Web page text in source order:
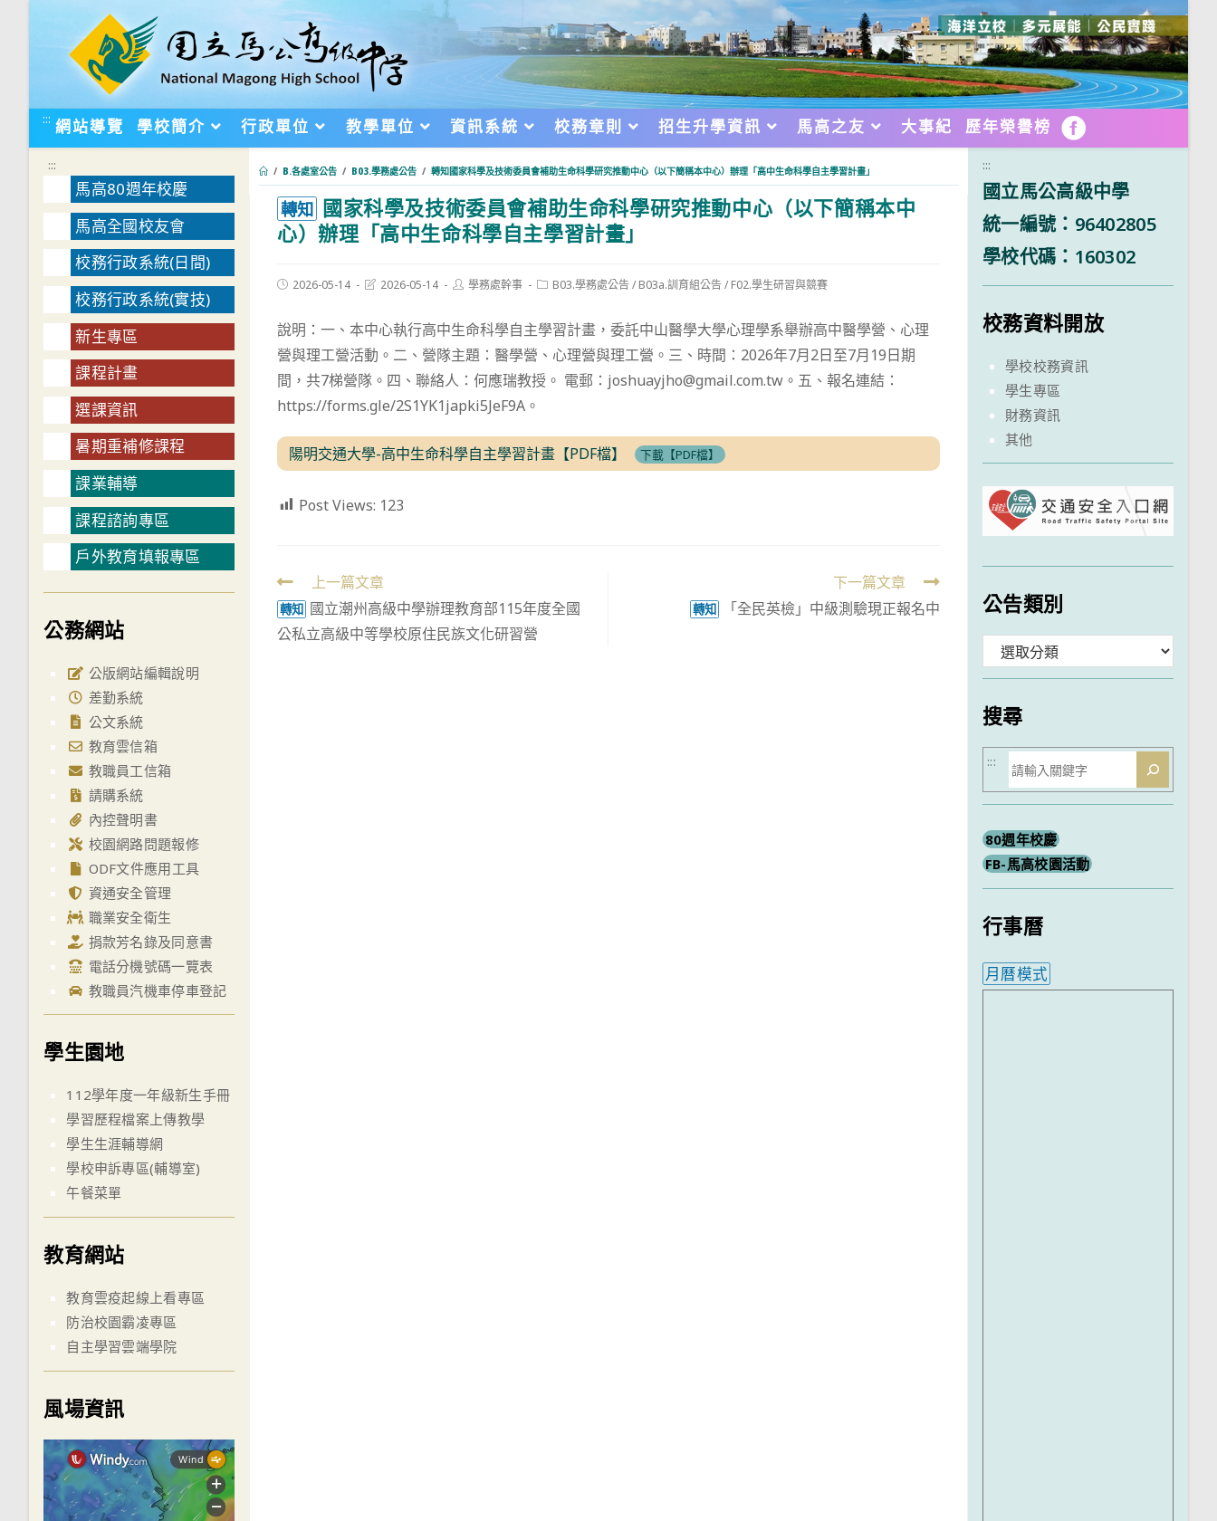
::: 網站導覽 學校簡介 行政單位 教學單位 資訊系統 校務章則 招生升學資訊 馬高之友 大事紀 歷年榮譽榜 FB
/ B.各處室公告 / B03.學務處公告 / 轉知國家科學及技術委員會補助生命科學研究推動中心（以下簡稱本中心）辦理「高中生命科學自主學習計畫」
轉知 國家科學及技術委員會補助生命科學研究推動中心（以下簡稱本中
心）辦理「高中生命科學自主學習計畫」
Post2026-05-14
Post2026-05-14
Post學務處幹事
PostB03.學務處公告/ B03a.訓育組公告/ F02.學生研習與競賽
說明：一、本中心執行高中生命科學自主學習計畫，委託中山醫學大學心理學系舉辦高中醫學營、心理
營與理工營活動。二、營隊主題：醫學營、心理營與理工營。三、時間：2026年7月2日至7月19日期
間，共7梯營隊。四、聯絡人：何應瑞教授。 電郵：joshuayjho@gmail.com.tw。五、報名連結：
https://forms.gle/2S1YK1japki5JeF9A。
陽明交通大學-高中生命科學自主學習計畫【PDF檔】 下載【PDF檔】
Post Views: 123
Read
more
articles
上一篇文章
轉知 國立潮州高級中學辦理教育部115年度全國
公私立高級中等學校原住民族文化研習營
下一篇文章
轉知 「全民英檢」中級測驗現正報名中
:::
馬高80週年校慶
馬高全國校友會
校務行政系統(日間)
校務行政系統(實技)
新生專區
課程計畫
選課資訊
暑期重補修課程
課業輔導
課程諮詢專區
戶外教育填報專區
公務網站
公版網站編輯說明
差勤系統
公文系統
教育雲信箱
教職員工信箱
請購系統
內控聲明書
校園網路問題報修
ODF文件應用工具
資通安全管理
職業安全衛生
捐款芳名錄及同意書
電話分機號碼一覽表
教職員汽機車停車登記
學生園地
112學年度一年級新生手冊
學習歷程檔案上傳教學
學生生涯輔導網
學校申訴專區(輔導室)
午餐菜單
教育網站
教育雲疫起線上看專區
防治校園霸凌專區
自主學習雲端學院
風場資訊
:::
國立馬公高級中學
統一編號：96402805
學校代碼：160302
校務資料開放
學校校務資訊
學生專區
財務資訊
其他
公告類別
類
搜尋
搜
尋
:::
80週年校慶
FB-馬高校園活動
行事曆
月曆模式